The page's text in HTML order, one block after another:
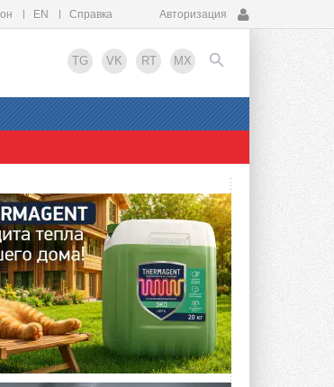
EN Справка Авторизация
TG VK RT MX
EN